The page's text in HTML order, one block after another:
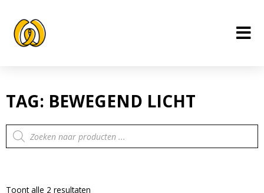
inhoud
TAG: BEWEGEND LICHT
Producten
zoeken
Toont alle 2 resultaten